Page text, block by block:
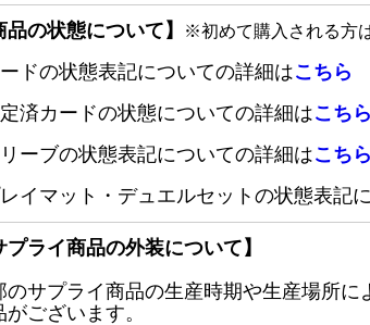
品の状態について】 ※初めて購入される方
ドの状態表記についての詳細はこちら
済カードの状態についての詳細はこちら
ーブの状態表記についての詳細はこちら
イマット・デュエルセットの状態表記
プライ商品の外装について】
のサプライ商品の生産時期や生産場所
がございます。